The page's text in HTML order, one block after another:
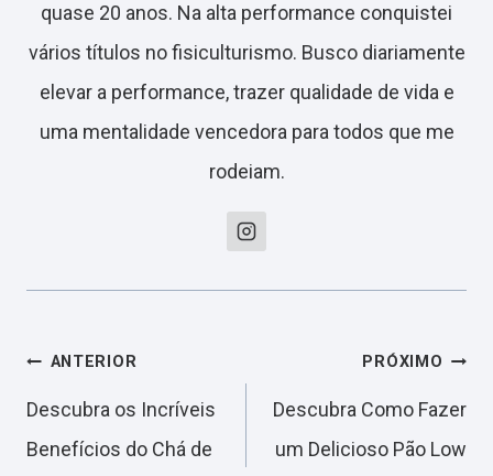
quase 20 anos. Na alta performance conquistei
vários títulos no fisiculturismo. Busco diariamente
elevar a performance, trazer qualidade de vida e
uma mentalidade vencedora para todos que me
rodeiam.
Navegação
de
ANTERIOR
Descubra os Incríveis
Benefícios do Chá de
PRÓXIMO
Descubra Como Fazer
um Delicioso Pão Low